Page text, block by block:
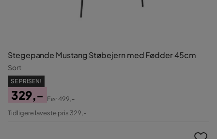
Stegepande Mustang Støbejern med Fødder 45cm
Sort
SE PRISEN!
Pris
329,-
Original
Før499,-
Tidligere laveste pris 329,-